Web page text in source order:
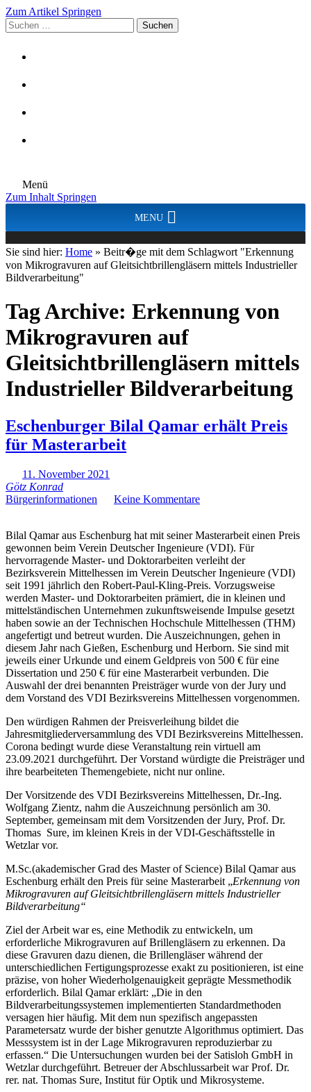
Zum Artikel Springen
Suchen
nach:
Menü
Zum Inhalt Springen
MENU
Sie sind hier: Home » Beitr�ge mit dem Schlagwort "Erkennung
von Mikrogravuren auf Gleitsichtbrillengläsern mittels Industrieller
Bildverarbeitung"
Tag Archive: Erkennung von
Mikrogravuren auf
Gleitsichtbrillengläsern mittels
Industrieller Bildverarbeitung
Eschenburger Bilal Qamar erhält Preis
für Masterarbeit
11. November 2021
Götz Konrad
Bürgerinformationen
Keine Kommentare
Bilal Qamar aus Eschenburg hat mit seiner Masterarbeit einen Preis
gewonnen beim Verein Deutscher Ingenieure (VDI). Für
hervorragende Master- und Doktorarbeiten verleiht der
Bezirksverein Mittelhessen im Verein Deutscher Ingenieure (VDI)
seit 1991 jährlich den Robert-Paul-Kling-Preis. Vorzugsweise
werden Master- und Doktorarbeiten prämiert, die in kleinen und
mittelständischen Unternehmen zukunftsweisende Impulse gesetzt
haben sowie an der Technischen Hochschule Mittelhessen (THM)
angefertigt und betreut wurden. Die Auszeichnungen, gehen in
diesem Jahr nach Gießen, Eschenburg und Herborn. Sie sind mit
jeweils einer Urkunde und einem Geldpreis von 500 € für eine
Dissertation und 250 € für eine Masterarbeit verbunden. Die
Auswahl der drei benannten Preisträger wurde von der Jury und
dem Vorstand des VDI Bezirksvereins Mittelhessen vorgenommen.
Den würdigen Rahmen der Preisverleihung bildet die
Jahresmitgliederversammlung des VDI Bezirksvereins Mittelhessen.
Corona bedingt wurde diese Veranstaltung rein virtuell am
23.09.2021 durchgeführt. Der Vorstand würdigte die Preisträger und
ihre bearbeiteten Themengebiete, nicht nur online.
Der Vorsitzende des VDI Bezirksvereins Mittelhessen, Dr.-Ing.
Wolfgang Zientz, nahm die Auszeichnung persönlich am 30.
September, gemeinsam mit dem Vorsitzenden der Jury, Prof. Dr.
Thomas Sure, im kleinen Kreis in der VDI-Geschäftsstelle in
Wetzlar vor.
M.Sc.(akademischer Grad des Master of Science) Bilal Qamar aus
Eschenburg erhält den Preis für seine Masterarbeit „Erkennung von
Mikrogravuren auf Gleitsichtbrillengläsern mittels Industrieller
Bildverarbeitung“
Ziel der Arbeit war es, eine Methodik zu entwickeln, um
erforderliche Mikrogravuren auf Brillengläsern zu erkennen. Da
diese Gravuren dazu dienen, die Brillengläser während der
unterschiedlichen Fertigungsprozesse exakt zu positionieren, ist eine
präzise, von hoher Wiederholgenauigkeit geprägte Messmethodik
erforderlich. Bilal Qamar erklärt: „Die in den
Bildverarbeitungssystemen implementierten Standardmethoden
versagen hier häufig. Mit dem nun spezifisch angepassten
Parametersatz wurde der bisher genutzte Algorithmus optimiert. Das
Messsystem ist in der Lage Mikrogravuren reproduzierbar zu
erfassen.“ Die Untersuchungen wurden bei der Satisloh GmbH in
Wetzlar durchgeführt. Betreuer der Abschlussarbeit war Prof. Dr.
rer. nat. Thomas Sure, Institut für Optik und Mikrosysteme.